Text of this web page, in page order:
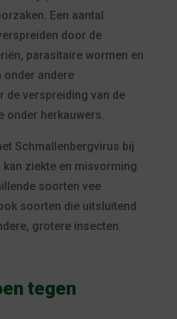
Een aantal
door de
parasitaire wormen en
andere
de verspreiding van de
onder herkauwers.
Schmallenbergvirus bij
ziekte en misvorming
soorten vee
soorten die uitsluitend
grotere insecten.
tegen